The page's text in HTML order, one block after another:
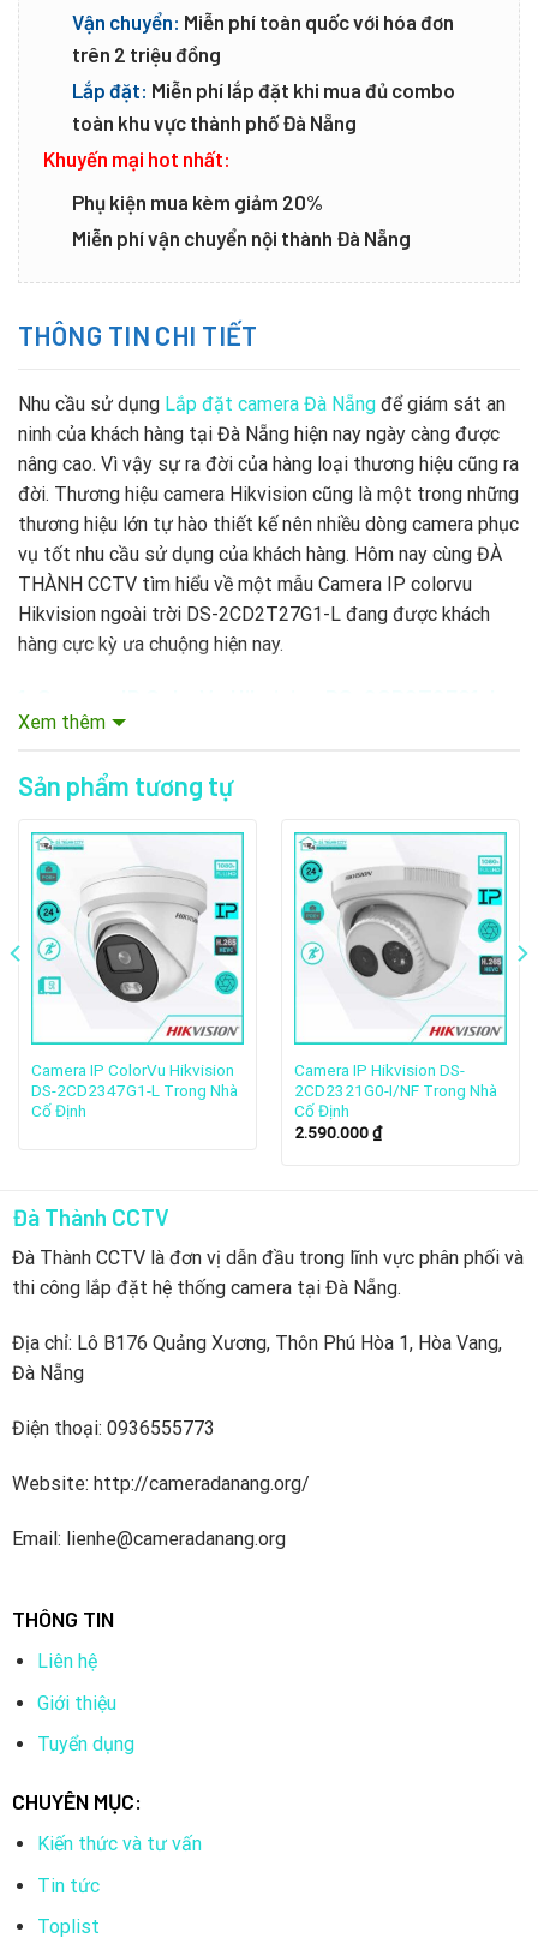
Vận chuyển: Miễn phí toàn quốc với hóa đơn
trên 2 triệu đồng
Lắp đặt: Miễn phí lắp đặt khi mua đủ combo
toàn khu vực thành phố Đà Nẵng
Khuyến mại hot nhất:
Phụ kiện mua kèm giảm 20%
Miễn phí vận chuyển nội thành Đà Nẵng
THÔNG TIN CHI TIẾT
Nhu cầu sử dụng Lắp đặt camera Đà Nẵng để giám sát an
ninh của khách hàng tại Đà Nẵng hiện nay ngày càng được
nâng cao. Vì vậy sự ra đời của hàng loại thương hiệu cũng ra
đời. Thương hiệu camera Hikvision cũng là một trong những
thương hiệu lớn tự hào thiết kế nên nhiều dòng camera phục
vụ tốt nhu cầu sử dụng của khách hàng. Hôm nay cùng ĐÀ
THÀNH CCTV tìm hiểu về một mẫu Camera IP colorvu
Hikvision ngoài trời DS-2CD2T27G1-L đang được khách
hàng cực kỳ ưa chuộng hiện nay.
xuất xứ từ đâu?
Được thành lập với năm 2001 Hikvision đã phát triển mạnh
mẽ, trở thành công ty đa quốc gia với 25 chi nhánh trên toàn
thế giới như Hoa Kỳ, Hà Lan, Ý, Anh, Singapore, Australia,
Brazil, Nam Phi và Dubai…Hikvision cũng có công ty liên kết
với Ấn Độ và Nga, một trung tâm bảo hành tại Hồng Kong.
Ngay tại quê nhà, Hikvision cũng phát triển mạnh mẽ với 35
chi nhánh trên toàn quốc.
2. Hành trình phát triển của thương hiệu Hikvision
Hikvision là công ty được thành lập vào năm 2001 với 49%
vốn nước ngoài. Nó sử dụng hơn 18.000 người và có giá trị
năm 2016).
Công ty sản xuất hệ thống giám sát và các thiết bị khác
liên quan đến ngành an ninh. Hikvision rất phổ biến trong số
các nhà tích hợp và đại lý hệ thống an ninh bán sản phẩm
có những ưu điểm gì nổi bật?
Xem thêm
Sản phẩm tương tự
Camera IP ColorVu Hikvision
DS-2CD2347G1-L Trong Nhà
Cố Định
Camera IP Hikvision DS-
2CD2321G0-I/NF Trong Nhà
Cố Định
2.590.000₫
Đà Thành CCTV
Đà Thành CCTV là đơn vị dẫn đầu trong lĩnh vực phân phối và
thi công lắp đặt hệ thống camera tại Đà Nẵng.
Địa chỉ: Lô B176 Quảng Xương, Thôn Phú Hòa 1, Hòa Vang,
Đà Nẵng
Điện thoại: 0936555773
Website: http://cameradanang.org/
Email: lienhe@cameradanang.org
THÔNG TIN
Liên hệ
Giới thiệu
Tuyển dụng
CHUYÊN MỤC:
Kiến thức và tư vấn
Tin tức
Toplist